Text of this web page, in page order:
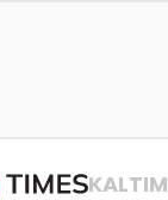
KALTIM